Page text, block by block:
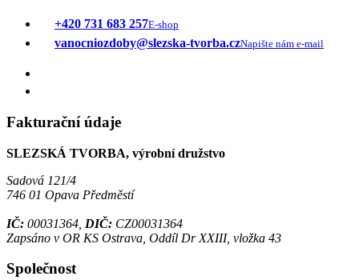
+420 731 683 257E-shop
vanocniozdoby@slezska-tvorba.czNapište nám e-mail
Fakturační údaje
SLEZSKÁ TVORBA, výrobní družstvo
Sadová 121/4
746 01 Opava Předměstí
IČ: 00031364, DIČ: CZ00031364
Zapsáno v OR KS Ostrava, Oddíl Dr XXIII, vložka 43
Společnost